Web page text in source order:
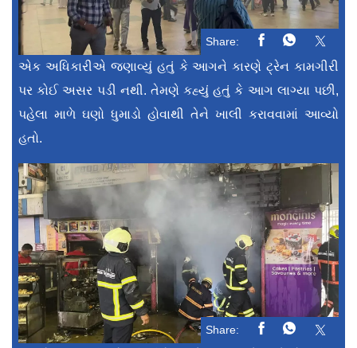
Share:
એક અધિકારીએ જણાવ્યું હતું કે આગને કારણે ટ્રેન કામગીરી
પર કોઈ અસર પડી નથી. તેમણે કહ્યું હતું કે આગ લાગ્યા પછી,
પહેલા માળે ઘણો ધુમાડો હોવાથી તેને ખાલી કરાવવામાં આવ્યો
હતો.
Share: